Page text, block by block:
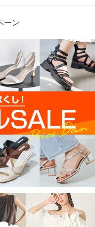
ーン